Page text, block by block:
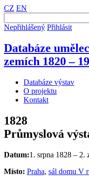
CZ EN
Nepřihlášený Přihlásit
Databáze
zemích 1820 –
Databáze výstav
O projektu
Kontakt
1828
Průmyslová
Datum:1. srpna 1828 – 2.
Místo: Praha, sál domu V